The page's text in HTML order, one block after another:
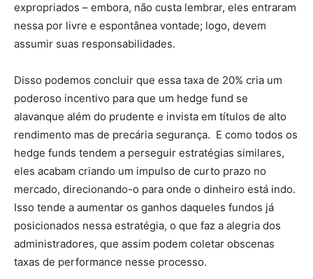
expropriados – embora, não custa lembrar, eles entraram
nessa por livre e espontânea vontade; logo, devem
assumir suas responsabilidades.
Disso podemos concluir que essa taxa de 20% cria um
poderoso incentivo para que um hedge fund se
alavanque além do prudente e invista em títulos de alto
rendimento mas de precária segurança. E como todos os
hedge funds tendem a perseguir estratégias similares,
eles acabam criando um impulso de curto prazo no
mercado, direcionando-o para onde o dinheiro está indo.
Isso tende a aumentar os ganhos daqueles fundos já
posicionados nessa estratégia, o que faz a alegria dos
administradores, que assim podem coletar obscenas
taxas de performance nesse processo.